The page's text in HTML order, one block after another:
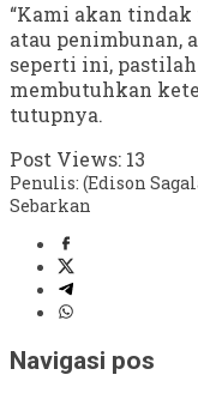
“Kami akan
atau penimbunan,
seperti ini,
membutuhkan
tutupnya.
Post Views: 13
Penulis: (Edison
Sebarkan
Navigasi pos